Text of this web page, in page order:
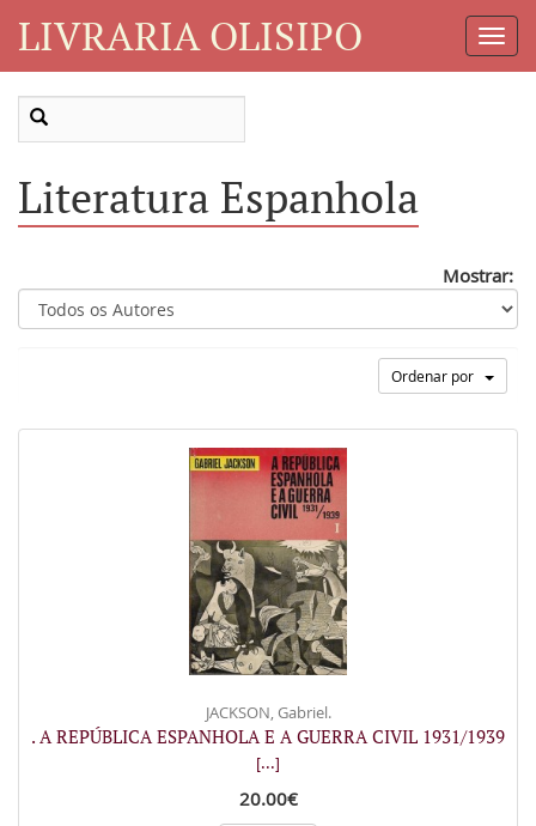
LIVRARIA OLISIPO
Literatura Espanhola
Mostrar:
Ordenar por
JACKSON, Gabriel.
. A REPÚBLICA ESPANHOLA E A GUERRA CIVIL 1931/1939
[...]
20.00€